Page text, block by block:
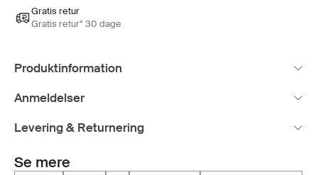
Gratis retur
Gratis retur* 30 dage
Produktinformation
Anmeldelser
Levering & Returnering
Se mere